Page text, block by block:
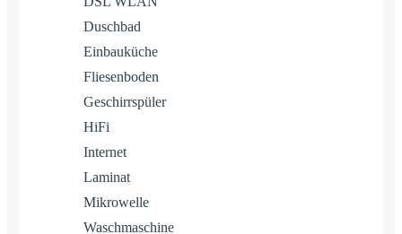
Duschbad
Einbauküche
Fliesenboden
Geschirrspüler
HiFi
Internet
Laminat
Mikrowelle
Waschmaschine